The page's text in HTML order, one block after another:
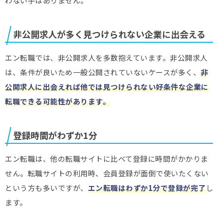
非公開求人が多く見つけられない企業に出会える
エン転職では、非公開求人を多数抱えています。非公開求人
は、条件が良いため一般公開されていないケースが多く、 非
公開求人に出会えれば他では見つけられない好条件な企業に
転職できる可能性があります。
登録時間がわずか1分
エン転職は、他の転職サイトに比べて登録に時間がかかりま
せん。転職サイトの利用時、会員登録が面倒で使いたくない
という方も多いですが、 エン転職はわずか1分で登録が完了し
ます。